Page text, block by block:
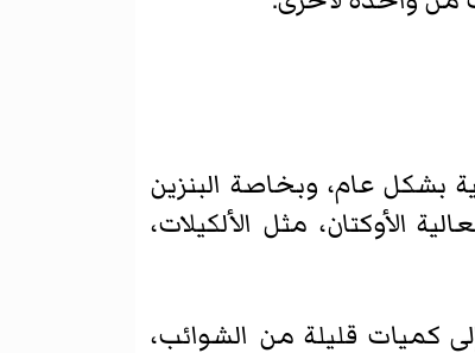
بشكل عام، وبخاصة البنزين
الأوكتان، مثل الألكيلات،
كميات قليلة من الشوائب،